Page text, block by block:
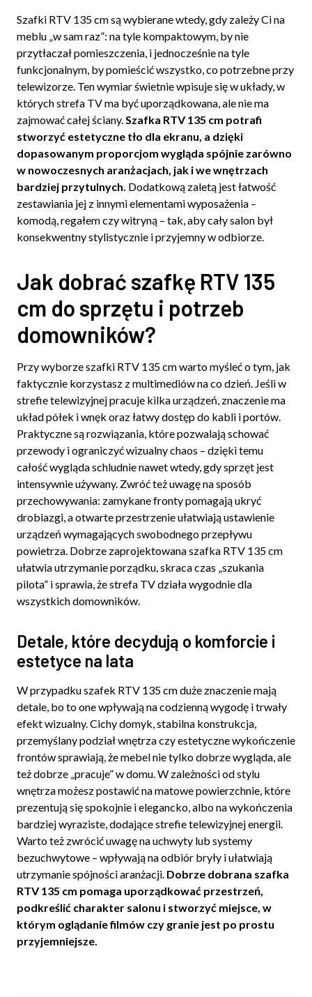
Szafki RTV 135 cm są wybierane wtedy, gdy zależy Ci na
meblu „w sam raz”: na tyle kompaktowym, by nie
przytłaczał pomieszczenia, i jednocześnie na tyle
funkcjonalnym, by pomieścić wszystko, co potrzebne przy
telewizorze. Ten wymiar świetnie wpisuje się w układy, w
których strefa TV ma być uporządkowana, ale nie ma
zajmować całej ściany.Szafka RTV 135 cm potrafi
stworzyć estetyczne tło dla ekranu, a dzięki
dopasowanym proporcjom wygląda spójnie zarówno
w nowoczesnych aranżacjach, jak i we wnętrzach
bardziej przytulnych. Dodatkową zaletą jest łatwość
zestawiania jej z innymi elementami wyposażenia –
komodą, regałem czy witryną – tak, aby cały salon był
konsekwentny stylistycznie i przyjemny w odbiorze.
Jak dobrać szafkę RTV 135
cm do sprzętu i potrzeb
domowników?
Przy wyborze szafki RTV 135 cm warto myśleć o tym, jak
faktycznie korzystasz z multimediów na co dzień. Jeśli w
strefie telewizyjnej pracuje kilka urządzeń, znaczenie ma
układ półek i wnęk oraz łatwy dostęp do kabli i portów.
Praktyczne są rozwiązania, które pozwalają schować
przewody i ograniczyć wizualny chaos – dzięki temu
całość wygląda schludnie nawet wtedy, gdy sprzęt jest
intensywnie używany. Zwróć też uwagę na sposób
przechowywania: zamykane fronty pomagają ukryć
drobiazgi, a otwarte przestrzenie ułatwiają ustawienie
urządzeń wymagających swobodnego przepływu
powietrza. Dobrze zaprojektowana szafka RTV 135 cm
ułatwia utrzymanie porządku, skraca czas „szukania
pilota” i sprawia, że strefa TV działa wygodnie dla
wszystkich domowników.
Detale, które decydują o komforcie i
estetyce na lata
W przypadku szafek RTV 135 cm duże znaczenie mają
detale, bo to one wpływają na codzienną wygodę i trwały
efekt wizualny. Cichy domyk, stabilna konstrukcja,
przemyślany podział wnętrza czy estetyczne wykończenie
frontów sprawiają, że mebel nie tylko dobrze wygląda, ale
też dobrze „pracuje” w domu. W zależności od stylu
wnętrza możesz postawić na matowe powierzchnie, które
prezentują się spokojnie i elegancko, albo na wykończenia
bardziej wyraziste, dodające strefie telewizyjnej energii.
Warto też zwrócić uwagę na uchwyty lub systemy
bezuchwytowe – wpływają na odbiór bryły i ułatwiają
utrzymanie spójności aranżacji. Dobrze dobrana szafka
RTV 135 cm pomaga uporządkować przestrzeń,
podkreślić charakter salonu i stworzyć miejsce, w
którym oglądanie filmów czy granie jest po prostu
przyjemniejsze.